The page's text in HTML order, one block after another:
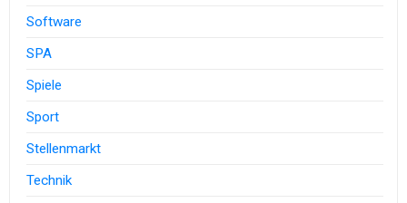
Software
SPA
Spiele
Sport
Stellenmarkt
Technik